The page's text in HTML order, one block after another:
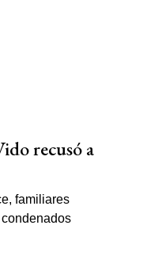
recusó a